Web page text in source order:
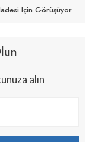
Için Görüşüyor
alın